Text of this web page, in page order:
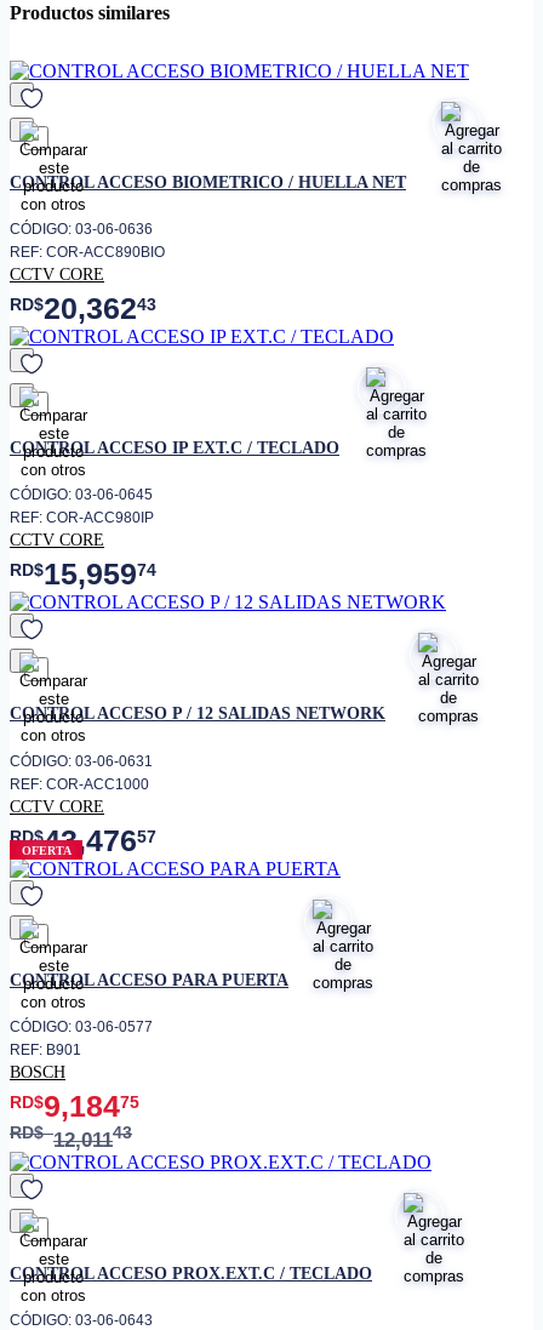
Productos similares
favorito
CONTROL ACCESO BIOMETRICO / HUELLA NET
CÓDIGO: 03-06-0636
REF: COR-ACC890BIO
CCTV CORE
RD$20,36243
favorito
CONTROL ACCESO IP EXT.C / TECLADO
CÓDIGO: 03-06-0645
REF: COR-ACC980IP
CCTV CORE
RD$15,95974
favorito
CONTROL ACCESO P / 12 SALIDAS NETWORK
CÓDIGO: 03-06-0631
REF: COR-ACC1000
CCTV CORE
RD$43,47657
OFERTA
favorito
CONTROL ACCESO PARA PUERTA
CÓDIGO: 03-06-0577
REF: B901
BOSCH
RD$9,18475
RD$12,01143
favorito
CONTROL ACCESO PROX.EXT.C / TECLADO
CÓDIGO: 03-06-0643